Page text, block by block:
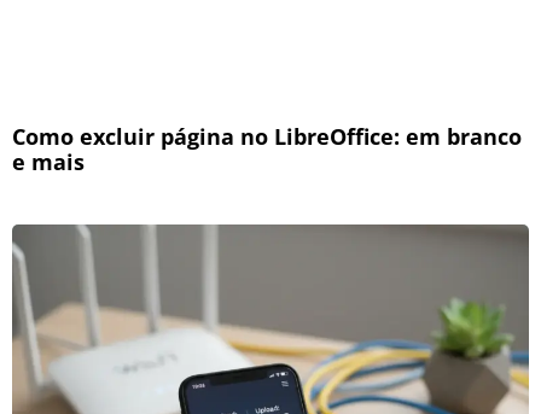
Como excluir página no LibreOffice: em branco
e mais